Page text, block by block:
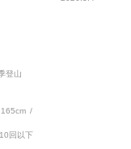
登山
回以下